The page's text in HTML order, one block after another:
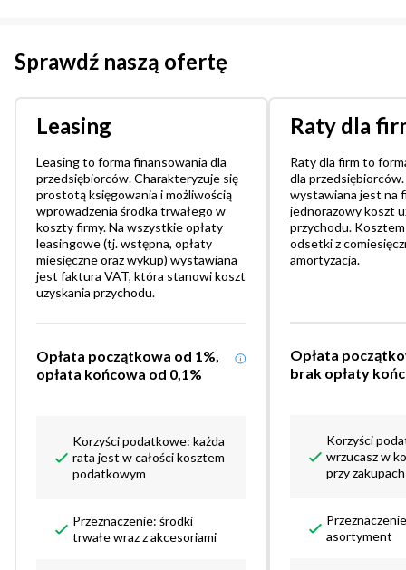
Sprawdź naszą ofertę
Leasing
Leasing to forma finansowania dla
przedsiębiorców. Charakteryzuje się
prostotą księgowania i możliwością
wprowadzenia środka trwałego w
koszty firmy. Na wszystkie opłaty
leasingowe (tj. wstępna, opłaty
miesięczne oraz wykup) wystawiana
jest faktura VAT, która stanowi koszt
uzyskania przychodu.
Opłata początkowa od 1%,
opłata końcowa od 0,1%
Korzyści podatkowe: każda
rata jest w całości kosztem
podatkowym
Przeznaczenie: środki
trwałe wraz z akcesoriami
Raty dla
Raty dla firm to
dla
wystawiana jest na
jednorazowy koszt
przychodu.
odsetki z
amortyzacja.
Opłata
brak opłaty
Korzyści
wrzucasz w
przy
asortyment